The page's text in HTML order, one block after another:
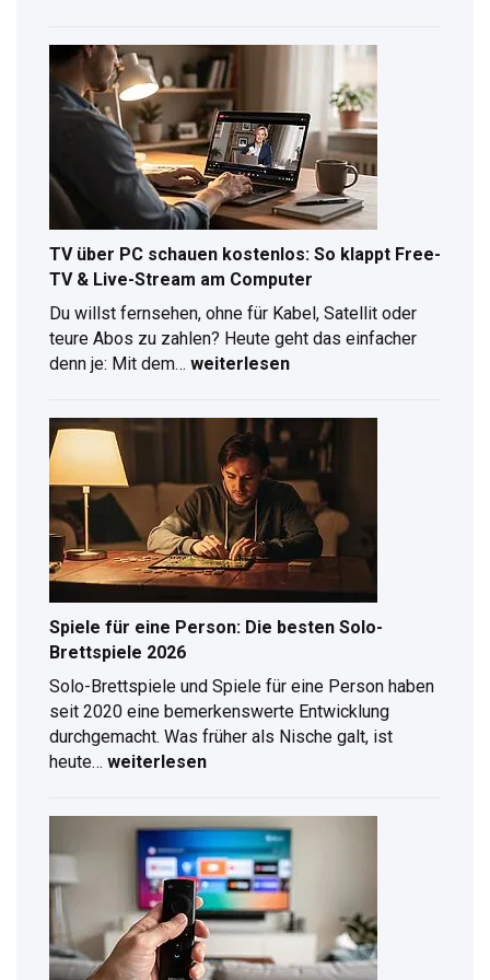
2026:
du
Joyn
Plus
kostenlos
TV über PC schauen kostenlos: So klappt Free-
TV & Live-Stream am Computer
Du willst fernsehen, ohne für Kabel, Satellit oder
teure Abos zu zahlen? Heute geht das einfacher
denn je: Mit dem… TV
PC
schauen
kostenlos:
So
klappt
Free-
TV
&
Stream
Computer
weiterlesen
Spiele für eine Person: Die besten Solo-
Brettspiele 2026
Solo-Brettspiele und Spiele für eine Person haben
seit 2020 eine bemerkenswerte Entwicklung
durchgemacht. Was früher als Nische galt, ist
heute… Spiele
eine
Person:
besten
Solo-
Brettspiele
2026
weiterlesen